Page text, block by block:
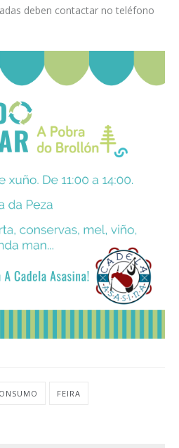
deben contactar no teléfono
FEIRA